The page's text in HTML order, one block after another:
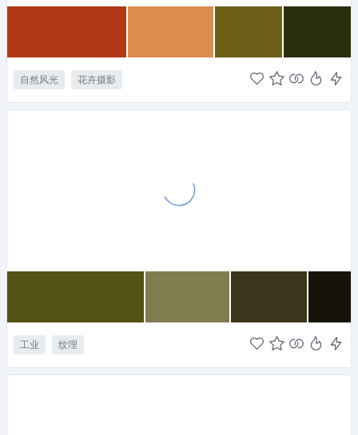
自然风光 花卉摄影
工业 纹理